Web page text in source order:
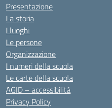
Presentazione
La storia
I luoghi
Le persone
Organizzazione
I numeri della scuola
Le carte della scuola
AGID – accessibilità
Privacy Policy